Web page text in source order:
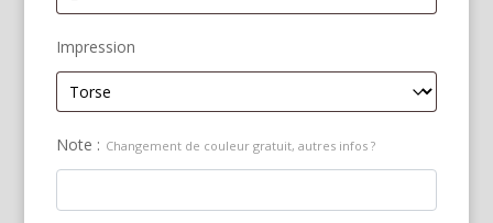
Impression
Note : Changement de couleur gratuit, autres infos ?